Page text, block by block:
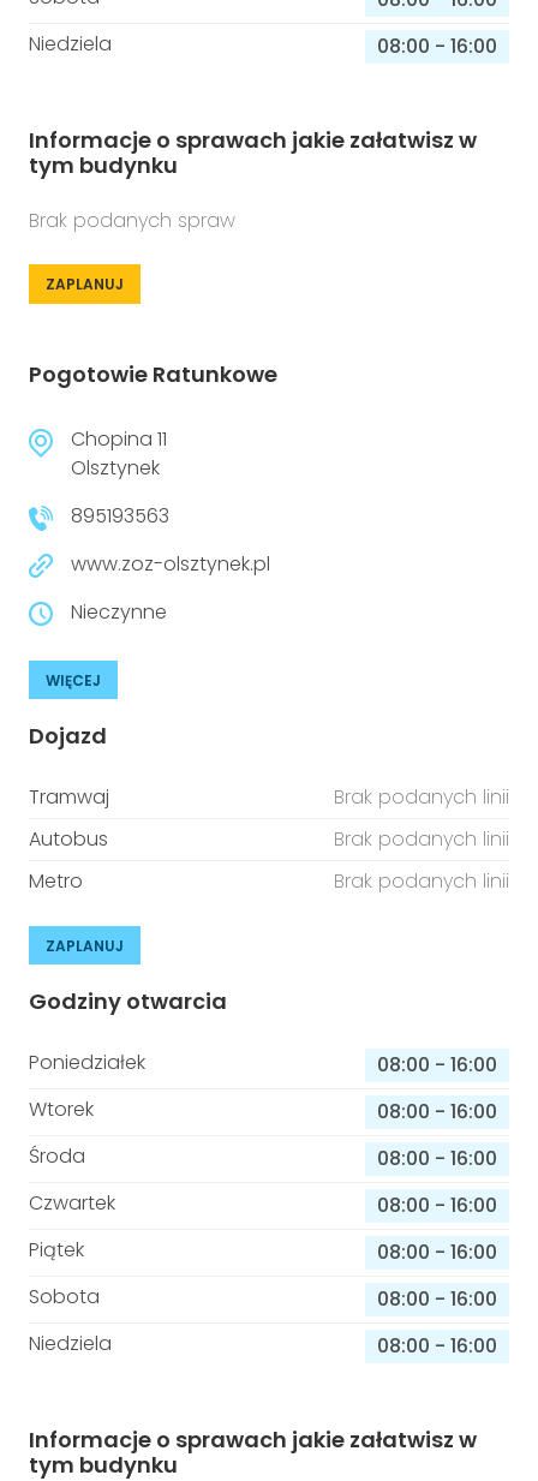
Niedziela
08:00 - 16:00
Informacje o sprawach jakie załatwisz w
tym budynku
Brak podanych spraw
ZAPLANUJ
Pogotowie Ratunkowe
Chopina 11
Olsztynek
895193563
www.zoz-olsztynek.pl
Nieczynne
WIĘCEJ
Dojazd
Tramwaj
Brak podanych linii
Autobus
Brak podanych linii
Metro
Brak podanych linii
ZAPLANUJ
Godziny otwarcia
Poniedziałek 08:00 - 16:00
Wtorek
08:00 - 16:00
Środa
08:00 - 16:00
Czwartek
08:00 - 16:00
Piątek
08:00 - 16:00
Sobota
08:00 - 16:00
Niedziela
08:00 - 16:00
Informacje o sprawach jakie załatwisz w
tym budynku